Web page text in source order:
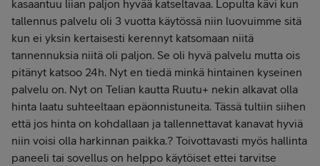
kasaantuu liian paljon hyvää katseltavaa. Lopulta kävi kun
tallennus palvelu oli 3 vuotta käytössä niin luovuimme sitä
kun ei yksin kertaisesti kerennyt katsomaan niitä
tannennuksia niitä oli paljon. Se oli hyvä palvelu mutta ois
pitänyt katsoo 24h. Nyt en tiedä minkä hintainen kyseinen
palvelu on. Nyt on Telian kautta Ruutu+ nekin alkavat olla
hinta laatu suhteeltaan epäonnistuneita. Tässä tultiin siihen
että jos hinta on kohdallaan ja tallennettavat kanavat hyviä
niin voisi olla harkinnan paikka.? Toivottavasti myös hallinta
paneeli tai sovellus on helppo käytöiset ettei tarvitse